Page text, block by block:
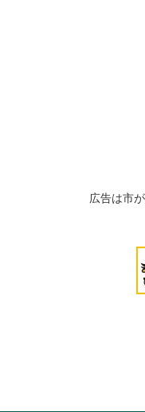
広告は市